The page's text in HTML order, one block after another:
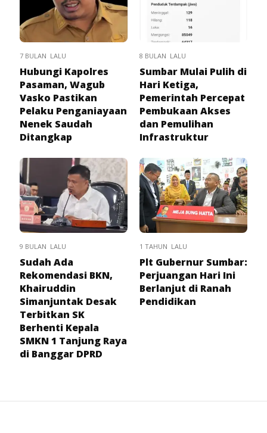
7 BULAN LALU
Hubungi Kapolres
Pasaman, Wagub
Vasko Pastikan
Pelaku Penganiayaan
Nenek Saudah
Ditangkap
8 BULAN LALU
Sumbar Mulai Pulih di
Hari Ketiga,
Pemerintah Percepat
Pembukaan Akses
dan Pemulihan
Infrastruktur
9 BULAN LALU
Sudah Ada
Rekomendasi BKN,
Khairuddin
Simanjuntak Desak
Terbitkan SK
Berhenti Kepala
SMKN 1 Tanjung Raya
di Banggar DPRD
1 TAHUN LALU
Plt Gubernur Sumbar:
Perjuangan Hari Ini
Berlanjut di Ranah
Pendidikan